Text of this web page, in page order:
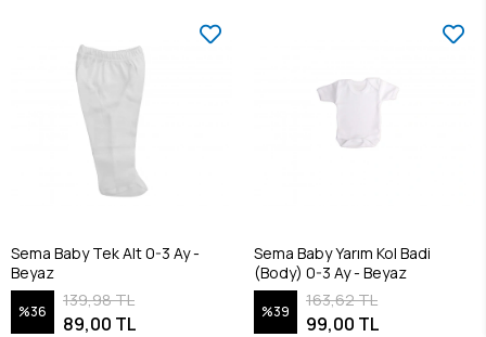
Sema Baby Tek Alt 0-3 Ay -
Beyaz
%36
139,98 TL
89,00 TL
Sema Baby Yarım Kol Badi
(Body) 0-3 Ay - Beyaz
%39
163,62 TL
99,00 TL